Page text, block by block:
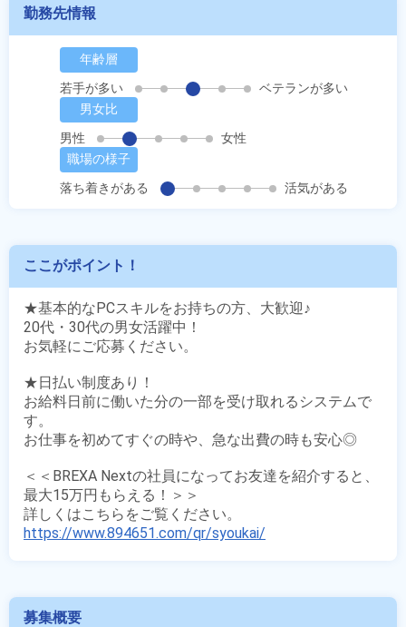
勤務先情報
年齢層
若手が多い
ベテランが多い
男女比
男性
女性
職場の様子
落ち着きがある
活気がある
ここがポイント！
★基本的なPCスキルをお持ちの方、大歓迎♪
20代・30代の男女活躍中！
お気軽にご応募ください。
★日払い制度あり！
お給料日前に働いた分の一部を受け取れるシステムで
す。
お仕事を初めてすぐの時や、急な出費の時も安心◎
＜＜BREXA Nextの社員になってお友達を紹介すると、
最大15万円もらえる！＞＞
https://www.894651.com/qr/syoukai/
募集概要